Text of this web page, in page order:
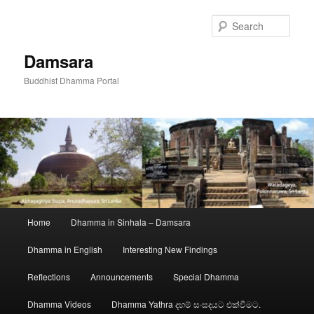
Damsara
Buddhist Dhamma Portal
Home Dhamma in Sinhala – Damsara
Dhamma in English Interesting New Findings
Reflections Announcements Special Dhamma
Dhamma Videos Dhamma Yathra දහම් සංසදයට එක්වීමට.